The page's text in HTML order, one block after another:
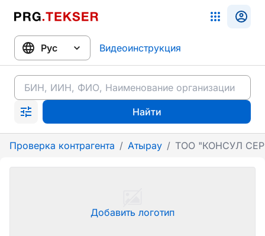
Видеоинструкция
Найти
Проверка контрагента / Атырау / ТОО "КОНСУЛ
Добавить логотип